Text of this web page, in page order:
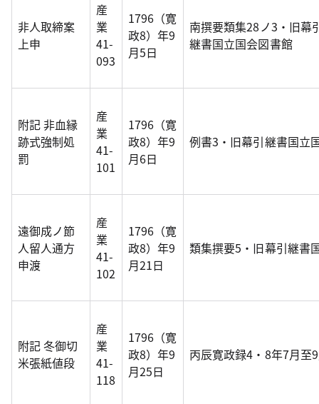
非人取締案
上申
産
業
41-
093
1796（寛
政8）年9
月5日
南撰要類集28ノ3・旧幕
継書国立国会図書館
附記 非血縁
跡式強制処
罰
産
業
41-
101
1796（寛
政8）年9
月6日
例書3・旧幕引継書国立
遠御成ノ節
人留人通方
申渡
産
業
41-
102
1796（寛
政8）年9
月21日
類集撰要5・旧幕引継書
附記 冬御切
米張紙値段
産
業
41-
118
1796（寛
政8）年9
月25日
丙辰寛政録4・8年7月至